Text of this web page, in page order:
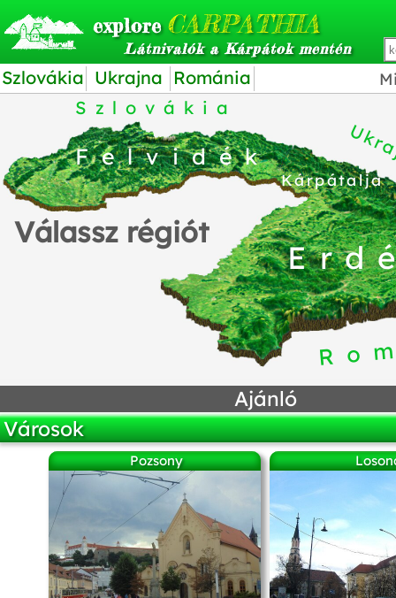
explore CARPATHIA
Látnivalók a Kárpátok mentén
Szlovákia Ukrajna Románia
Felvidék
Kárpátalja
Szlovákia
Válassz régiót
Ajánló
Városok
Pozsony